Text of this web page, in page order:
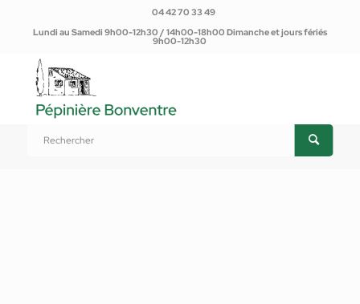
04 42 70 33 49
Lundi au Samedi 9h00-12h30 / 14h00-18h00 Dimanche et jours fériés
9h00-12h30
Plantes méditerranéennes